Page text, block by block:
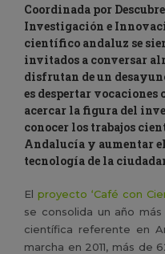
Coordinada por
Investigación e
científico andaluz se
invitados a conversar
disfrutan de un
es despertar
acercar la figura del
conocer los trabajos
Andalucía y aumentar
tecnología de la
El proyecto ‘Café con
se consolida un año
científica referente en
marcha en 2011, más de